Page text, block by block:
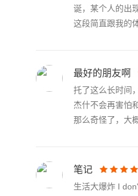
诞，某个人的出
这段简直跟我的
最好的朋友啊
托了这么长时间
杰什不会再害怕
那么奇怪了，大
笔记
生活大爆炸 I